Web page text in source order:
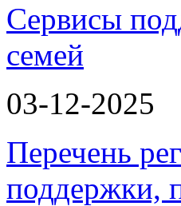
Сервисы
семей
03-12-2025
Перечень
поддержки,